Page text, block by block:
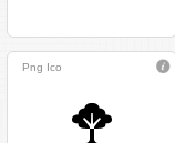
Png Ico